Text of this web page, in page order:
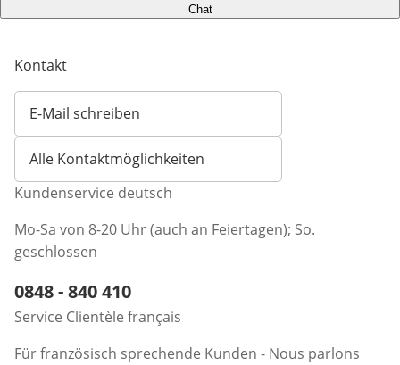
Chat
Kontakt
E-Mail schreiben
Öffnet E-Mail-Client
Alle Kontaktmöglichkeiten
Kundenservice deutsch
Mo-Sa von 8-20 Uhr (auch an Feiertagen); So.
geschlossen
Telefonnummer:
0848 - 840 410
Service Clientèle français
Für französisch sprechende Kunden - Nous parlons